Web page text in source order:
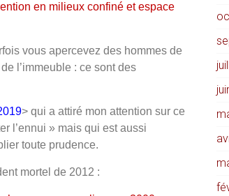
en milieux confiné et espace
vous apercevez des hommes de
l’immeuble : ce sont des
9> qui a attiré mon attention sur ce
l’ennui » mais qui est aussi
toute prudence.
mortel de 2012 :